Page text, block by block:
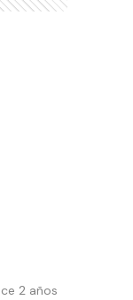
2 años